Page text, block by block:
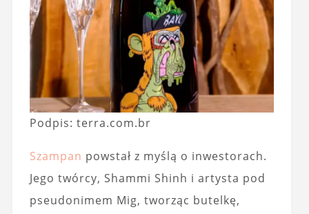
Podpis: terra.com.br
Szampan powstał z myślą o inwestorach.
Jego twórcy, Shammi Shinh i artysta pod
pseudonimem Mig, tworząc butelkę,